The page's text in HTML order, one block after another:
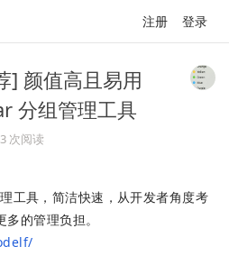
注册 登录
] 颜值高且易用
分组管理工具
次阅读
工具，简洁快速，从开发者角度考
的管理负担。